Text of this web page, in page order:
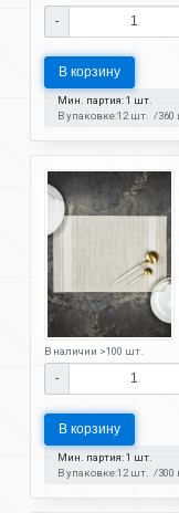
-
В корзину
Мин. партия: 1 шт.
В упаковке:12 шт. 360
В наличии >100 шт.
-
В корзину
Мин. партия: 1 шт.
В упаковке:12 шт. 300